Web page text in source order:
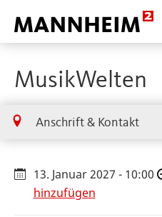
MusikWelten
Anschrift & Kontakt
13. Januar 2027 - 10:00
hinzufügen